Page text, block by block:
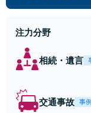
注力分野
相続・遺言
交通事故 事